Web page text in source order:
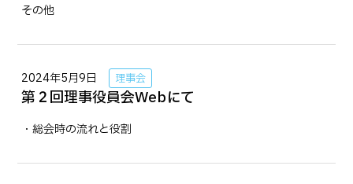
その他
2024年5月9日 理事会
第２回理事役員会Webにて
・総会時の流れと役割